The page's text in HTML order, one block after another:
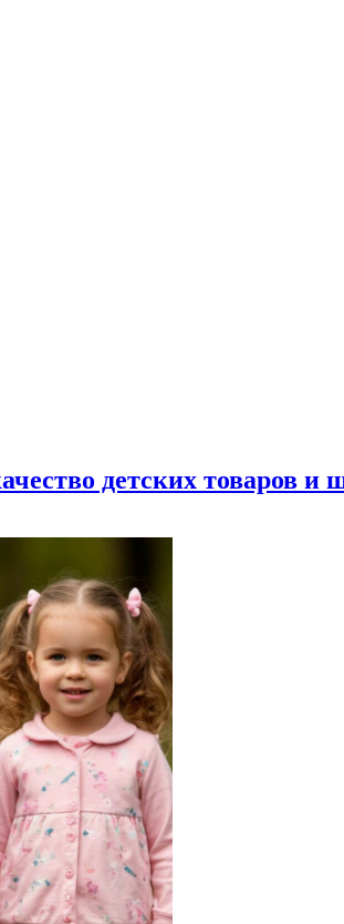
детских товаров